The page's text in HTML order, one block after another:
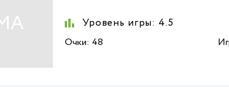
Уровень игры: 4.5
Очки: 48